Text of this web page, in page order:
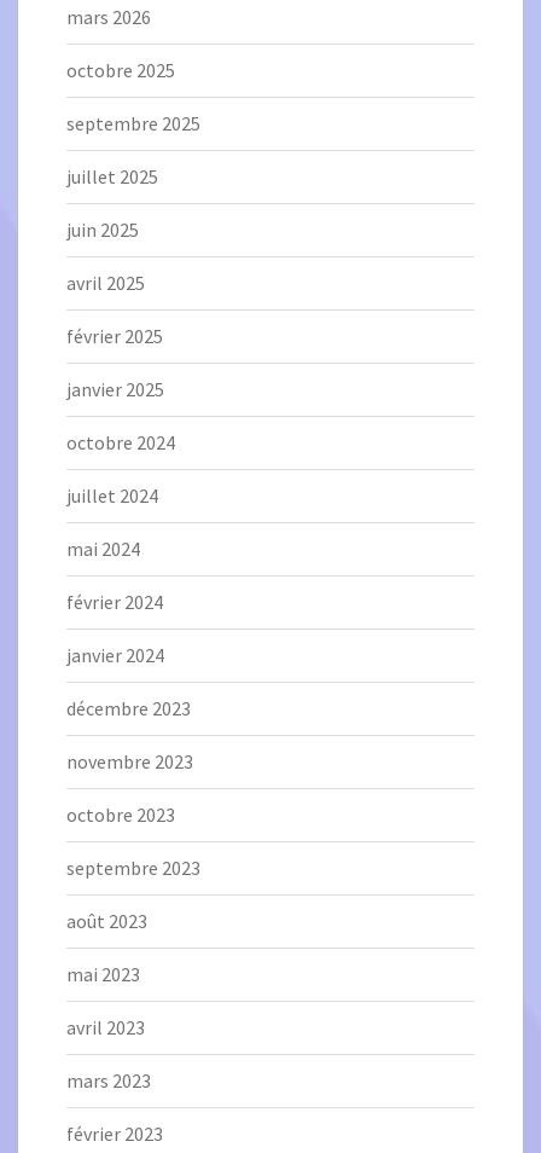
mars 2026
octobre 2025
septembre 2025
juillet 2025
juin 2025
avril 2025
février 2025
janvier 2025
octobre 2024
juillet 2024
mai 2024
février 2024
janvier 2024
décembre 2023
novembre 2023
octobre 2023
septembre 2023
août 2023
mai 2023
avril 2023
mars 2023
février 2023